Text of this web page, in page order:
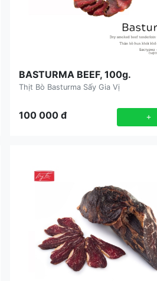
BASTURMA BEEF, 100g.
Thịt Bò Basturma Sấy Gia Vị
100 000 đ +